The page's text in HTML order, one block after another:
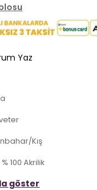
Yaz
Kış
% 100 Akrilik
:V Yaka
göster